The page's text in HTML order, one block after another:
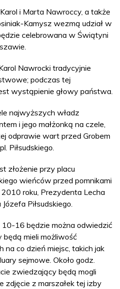
i Marta Nawroccy, a także
Kamysz wezmą udział w
celebrowana w Świątyni
Nawrocki tradycyjnie
podczas tej
wystąpienie głowy państwa.
najwyższych władz
i jego małżonką na czele,
odprawie wart przed Grobem
Piłsudskiego.
złożenie przy placu
wieńców przed pomnikami
roku, Prezydenta Lecha
Piłsudskiego.
16 będzie można odwiedzić
będą mieli możliwość
na co dzień miejsc, takich jak
sejmowe. Około godz.
zwiedzający będą mogli
zdjęcie z marszałek tej izby